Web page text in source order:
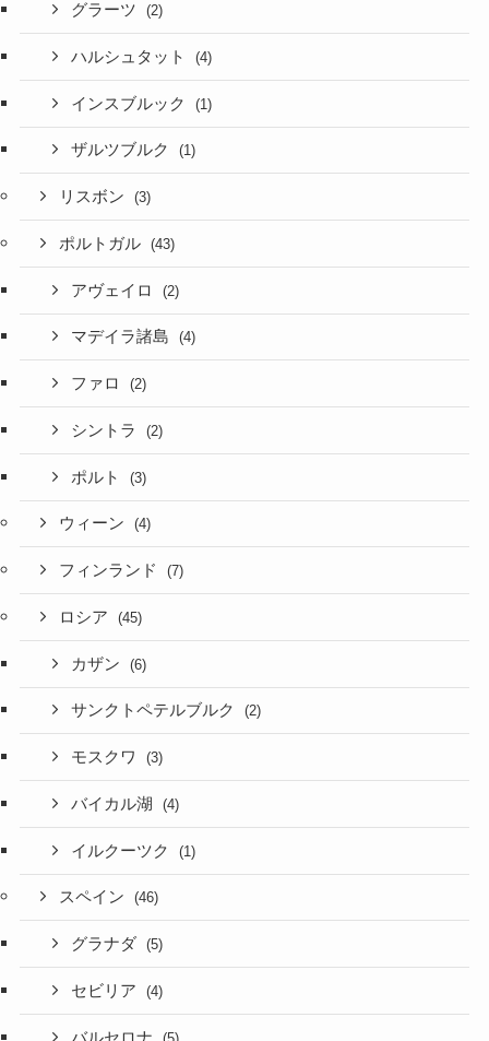
グラーツ (2)
ハルシュタット (4)
インスブルック (1)
ザルツブルク (1)
リスボン (3)
ポルトガル (43)
アヴェイロ (2)
マデイラ諸島 (4)
ファロ (2)
シントラ (2)
ポルト (3)
ウィーン (4)
フィンランド (7)
ロシア (45)
カザン (6)
サンクトペテルブルク (2)
モスクワ (3)
バイカル湖 (4)
イルクーツク (1)
スペイン (46)
グラナダ (5)
セビリア (4)
バルセロナ